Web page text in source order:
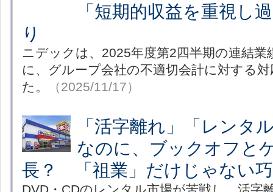
「短期的収益を重視し
り
ニデックは、2025年度第2四半期の連結
に、グループ会社の不適切会計に対する
た。
（2025/11/17）
「活字離れ」「レンタ
なのに、ブックオフと
長？ 「祖業」だけじゃない